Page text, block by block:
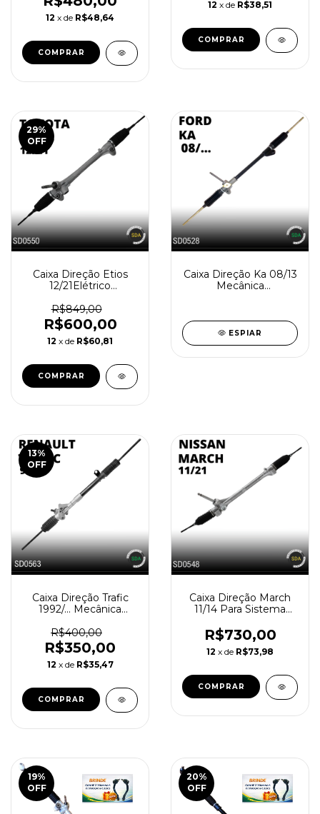
12 x de R$48,64
12 x de R$38,51
29%
OFF
Caixa Direção Etios
12/21Elétrico
SD0550-0
R$849,00
R$600,00
12 x de R$60,81
Caixa Direção Ka 08/13
Mecânica
ESPIAR
13%
OFF
Caixa Direção Trafic
1992/... Mecânica
SD0563-0
R$400,00
R$350,00
12 x de R$35,47
Caixa Direção March
11/14 Para Sistema
R$730,00
12 x de R$73,98
19%
OFF
20%
OFF